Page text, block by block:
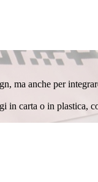
ma anche per
carta o in plastica,